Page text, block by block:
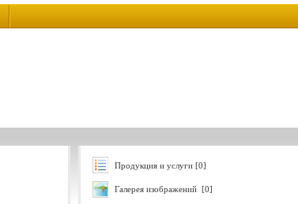
Продукция и услуги [0]
Галерея изображений [0]